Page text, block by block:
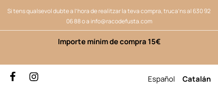
Si tens qualsevol dubte a l’hora de realitzar la teva compra, truca’ns al 630 92
06 88o a info@racodefusta.com
Importe mínim de compra 15€
Español Catalán